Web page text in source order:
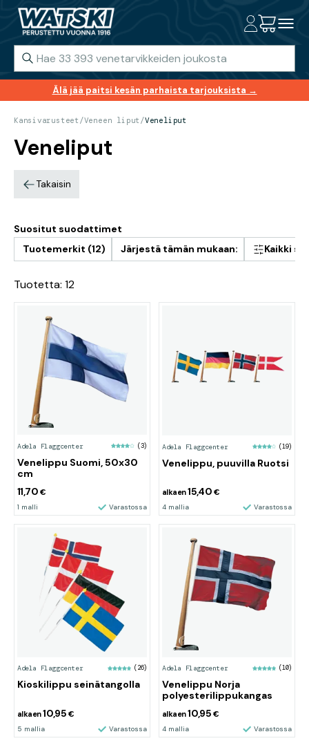
Älä jää paitsi kesän parhaista tarjouksista →
Kansivarusteet /Veneen liput /Veneliput
Veneliput
Takaisin
Suositut suodattimet
Tuotemerkit (12)
Järjestä tämän mukaan: Kaikki
Tuotetta: 12
Adela Flaggcenter (3)
Venelippu Suomi, 50x30
cm
11,70 €
1 malli Varastossa
Adela Flaggcenter (19)
Venelippu, puuvilla Ruotsi
alkaen15,40 €
4 mallia Varastossa
Adela Flaggcenter (26)
Kioskilippu seinätangolla
alkaen10,95 €
5 mallia Varastossa
Adela Flaggcenter (10)
Venelippu Norja
polyesterilippukangas
alkaen10,95 €
4 mallia Varastossa